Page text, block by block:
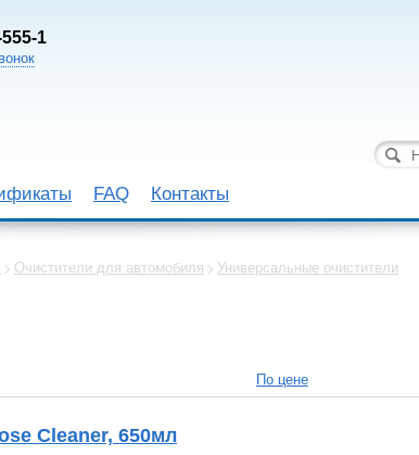
1
FAQ Контакты
Очистители для автомобиля Универсальные очистители
По цене
Cleaner, 650мл